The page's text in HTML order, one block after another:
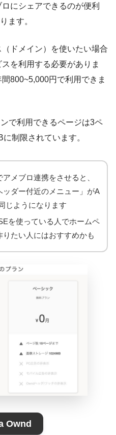
にシェアできるのが便利
ます。
ドメイン）を使いたい場合
を利用する必要がありま
800~5,000円で利用できま
で利用できるページは3ペ
制限されています。
メブロ連携をさせると、
ッダー付近のメニュー」がA
じようになります
を使っている人でホームペ
りたい人にはおすすめかも
Ownd